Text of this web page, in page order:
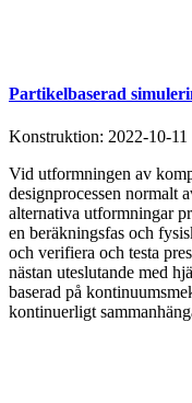
Partikelbaserad
Konstruktion: 2022-10-11
Vid utformningen av
designprocessen normalt
alternativa utformningar
en beräkningsfas och
och verifiera och testa
nästan uteslutande med
baserad på
kontinuerligt